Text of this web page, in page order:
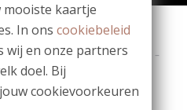
| Contact|
-Whatsapp: 06-1980 6980
-
by DRN Cards 2026
mooiste kaartje
In ons cookiebeleid
wij en onze partners
doel. Bij
cookievoorkeuren